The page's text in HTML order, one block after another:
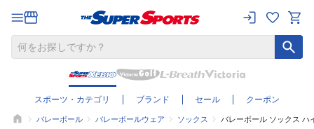
スポーツ・カテゴリ ブランド セール クーポン
バレーボール バレーボールウェア ソックス バレーボール ソックス ハ